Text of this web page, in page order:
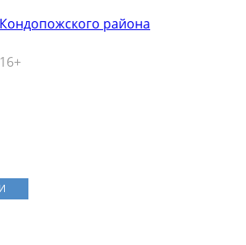
района